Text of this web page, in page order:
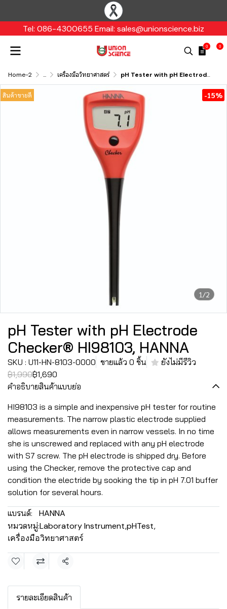
Tel: 086-4300655 Email: sales@unionscience.biz
0 0
Home-2 ... เครื่องมือวิทยาศาสตร์ pH Tester with pH Electrode Checker® HI98103, HANNA
1/2
สินค้าขายดี -15%
pH Tester with pH Electrode
Checker® HI98103, HANNA
SKU : U11-HN-8103-0000 ขายแล้ว 0 ชิ้น
ยังไม่มีรีวิว
฿1,990฿1,690
คำอธิบายสินค้าแบบย่อ
HI98103 is a simple and inexpensive pH tester for routine
measurements. The narrow plastic electrode supplied
allows measurements even in narrow vessels. In no time
she is unscrewed and replaced with any pH electrode
with S7 screw. The pH electrode is shipped dry. Before
using the Checker, remove the protective cap and
condition the electride by sooking the tip in pH 7.01 buffer
solution for several hours.
แบรนด์: HANNA
หมวดหมู่:Laboratory Instrument,pHTest,
เครื่องมือวิทยาศาสตร์
แชร์
รายละเอียดสินค้า